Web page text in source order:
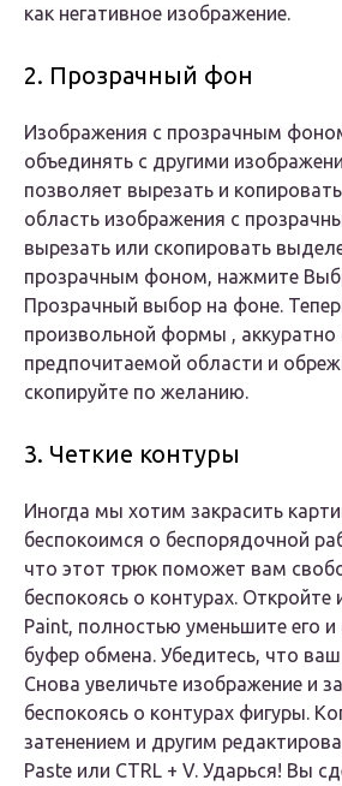
как негативное изображение.
2. Прозрачный фон
Изображения с прозрачным
объединять с другими
позволяет вырезать и
область изображения с
вырезать или скопировать
прозрачным фоном, нажмите
Прозрачный выбор на фоне.
произвольной формы , аккуратно
предпочитаемой области и
скопируйте по желанию.
3. Четкие контуры
Иногда мы хотим закрасить
беспокоимся о беспорядочной
что этот трюк поможет вам
беспокоясь о контурах. Откройте
Paint, полностью уменьшите его и
буфер обмена. Убедитесь, что
Снова увеличьте изображение и
беспокоясь о контурах фигуры.
затенением и другим
Paste или CTRL + V. Ударься! Вы